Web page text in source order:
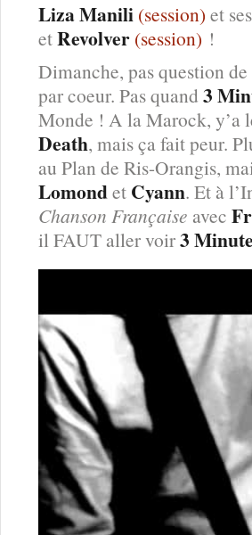
Liza Manili (session) et
etRevolver (session) !
Dimanche, pas question
par coeur. Pas quand 3
Monde ! A la Marock, y’a
Death, mais ça fait peur.
au Plan de Ris-Orangis,
Lomondet Cyann. Et à
Chanson Française avec
il FAUT aller voir3